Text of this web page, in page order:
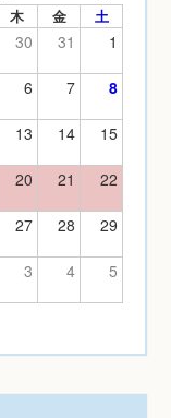
木 金 土
30 31 1
6 7 8
13 14 15
20 21 22
27 28 29
3 4 5